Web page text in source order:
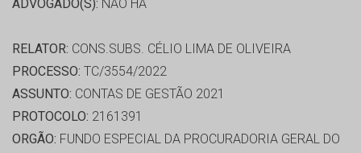
ADVOGADO(S): NÃO HÁ
RELATOR: CONS.SUBS. CÉLIO LIMA DE OLIVEIRA
PROCESSO: TC/3554/2022
ASSUNTO: CONTAS DE GESTÃO 2021
PROTOCOLO: 2161391
ORGÃO: FUNDO ESPECIAL DA PROCURADORIA GERAL DO